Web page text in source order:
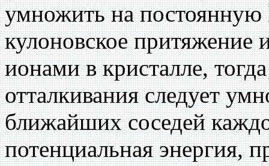
умножить на
кулоновское притяжение
ионами в кристалле,
отталкивания следует
ближайших соседей
потенциальная энергия,